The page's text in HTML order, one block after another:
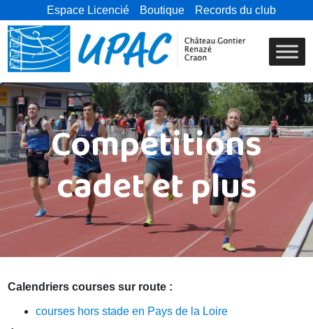
Espace Licencié Boutique Records du club
Compétitions
cadet et plus
Calendriers courses sur route :
courses hors stade en Pays de la Loire